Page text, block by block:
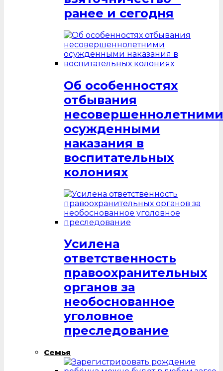
ранее и сегодня
Об особенностях
отбывания
несовершеннолетними
осужденными
наказания в
воспитательных
колониях
Усилена
ответственность
правоохранительных
органов за
необоснованное
уголовное
преследование
Семья